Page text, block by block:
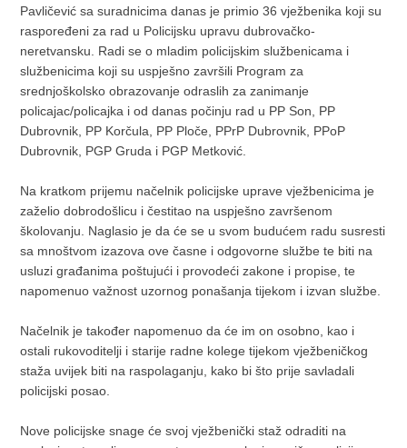
Pavličević sa suradnicima danas je primio 36 vježbenika koji su
raspoređeni za rad u Policijsku upravu dubrovačko-
neretvansku. Radi se o mladim policijskim službenicama i
službenicima koji su uspješno završili Program za
srednjoškolsko obrazovanje odraslih za zanimanje
policajac/policajka i od danas počinju rad u PP Son, PP
Dubrovnik, PP Korčula, PP Ploče, PPrP Dubrovnik, PPoP
Dubrovnik, PGP Gruda i PGP Metković.
Na kratkom prijemu načelnik policijske uprave vježbenicima je
zaželio dobrodošlicu i čestitao na uspješno završenom
školovanju. Naglasio je da će se u svom budućem radu susresti
sa mnoštvom izazova ove časne i odgovorne službe te biti na
usluzi građanima poštujući i provodeći zakone i propise, te
napomenuo važnost uzornog ponašanja tijekom i izvan službe.
Načelnik je također napomenuo da će im on osobno, kao i
ostali rukovoditelji i starije radne kolege tijekom vježbeničkog
staža uvijek biti na raspolaganju, kako bi što prije savladali
policijski posao.
Nove policijske snage će svoj vježbenički staž odraditi na